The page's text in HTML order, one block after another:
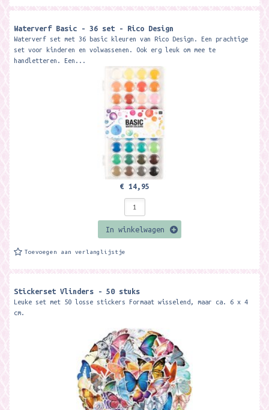
Waterverf Basic - 36 set - Rico Design
Waterverf set met 36 basic kleuren van Rico Design. Een prachtige
set voor kinderen en volwassenen. Ook erg leuk om mee te
handletteren. Een...
€ 14,95
In winkelwagen
Toevoegen aan verlanglijstje
Stickerset Vlinders - 50 stuks
Leuke set met 50 losse stickers Formaat wisselend, maar ca. 6 x 4
cm.